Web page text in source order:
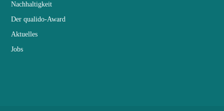
Nachhaltigkeit
Der qualido-Award
Aktuelles
Jobs